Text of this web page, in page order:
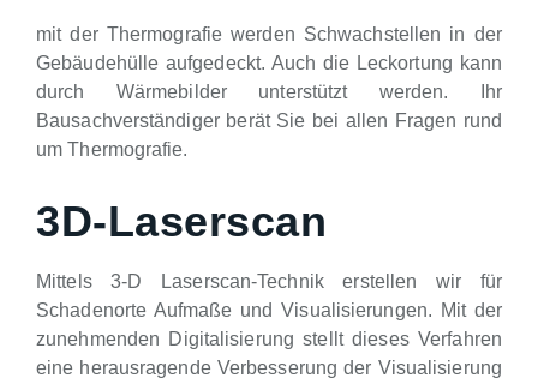
mit der Thermografie werden Schwachstellen in der
Gebäudehülle aufgedeckt. Auch die Leckortung kann
durch Wärmebilder unterstützt werden. Ihr
Bausachverständiger berät Sie bei allen Fragen rund
um Thermografie.
3D-Laserscan
Mittels 3-D Laserscan-Technik erstellen wir für
Schadenorte Aufmaße und Visualisierungen. Mit der
zunehmenden Digitalisierung stellt dieses Verfahren
eine herausragende Verbesserung der Visualisierung